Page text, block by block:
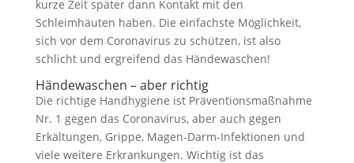
kurze Zeit später dann Kontakt mit den
Schleimhäuten haben. Die einfachste Möglichkeit,
sich vor dem Coronavirus zu schützen, ist also
schlicht und ergreifend das Händewaschen!
Händewaschen – aber richtig
Die richtige Handhygiene ist Präventionsmaßnahme
Nr. 1 gegen das Coronavirus, aber auch gegen
Erkältungen, Grippe, Magen-Darm-Infektionen und
viele weitere Erkrankungen. Wichtig ist das